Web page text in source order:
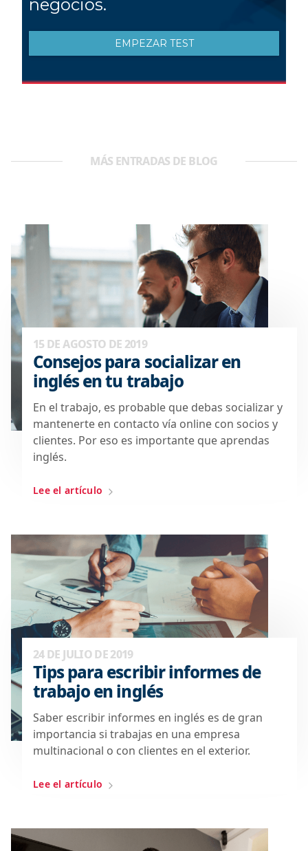
MÁS ENTRADAS DE BLOG
15 DE AGOSTO DE 2019
Consejos para socializar en
inglés en tu trabajo
En el trabajo, es probable que debas socializar y
mantenerte en contacto vía online con socios y
clientes. Por eso es importante que aprendas
inglés.
Lee el artículo
24 DE JULIO DE 2019
Tips para escribir informes de
trabajo en inglés
Saber escribir informes en inglés es de gran
importancia si trabajas en una empresa
multinacional o con clientes en el exterior.
Lee el artículo